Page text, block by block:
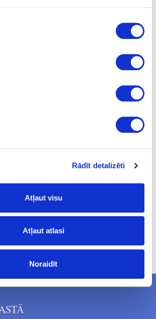
Rādīt detalizēti
Atļaut visu
Atļaut atlasi
Noraidīt
Zāģripa Panther 225x2,6x20 PW18
PVN. Cenas var tikt mainītas bez iepriekšēja